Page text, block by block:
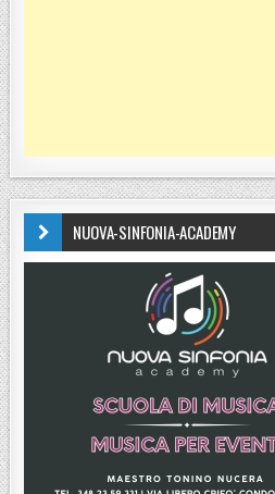
NUOVA-SINFONIA-ACADEMY